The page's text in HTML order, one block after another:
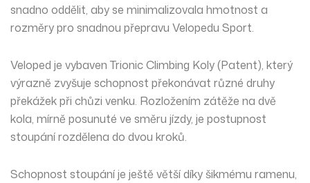
snadno oddělit, aby se minimalizovala hmotnost a
rozměry pro snadnou přepravu Velopedu Sport.
Veloped je vybaven Trionic Climbing Koly (Patent), který
výrazně zvyšuje schopnost překonávat různé druhy
překážek při chůzi venku. Rozložením zátěže na dvě
kola, mírně posunuté ve směru jízdy, je postupnost
stoupání rozdělena do dvou kroků.
Schopnost stoupání je ještě větší díky šikmému ramenu,